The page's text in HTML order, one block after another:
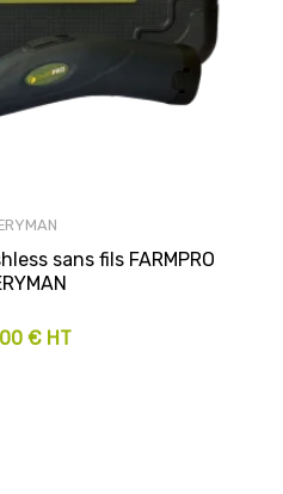
sans fils FARMPRO
€ HT